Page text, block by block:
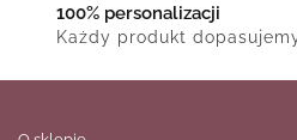
100% personalizacji
Każdy produkt